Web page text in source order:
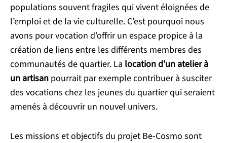
populations souvent fragiles qui vivent éloignées de
l’emploi et de la vie culturelle. C’est pourquoi nous
avons pour vocation d’offrir un espace propice à la
création de liens entre les différents membres des
communautés de quartier. La location d’un atelier à
un artisanpourrait par exemple contribuer à susciter
des vocations chez les jeunes du quartier qui seraient
amenés à découvrir un nouvel univers.
Les missions et objectifs du projet Be-Cosmo sont